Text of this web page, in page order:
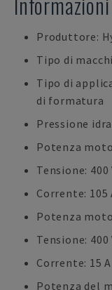
Produttore:
Tipo di
Tipo di
di formatura
Pressione
Potenza
Tensione: 400
Corrente: 105
Potenza
Tensione: 400
Corrente: 15 A
Potenza del